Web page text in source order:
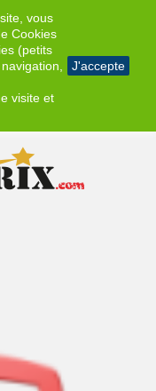
vous
Cookies
(petits
visite et
J'accepte